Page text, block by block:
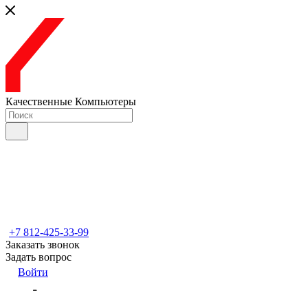
Качественные Компьютеры
+7 812-425-33-99
Заказать звонок
Задать вопрос
Войти